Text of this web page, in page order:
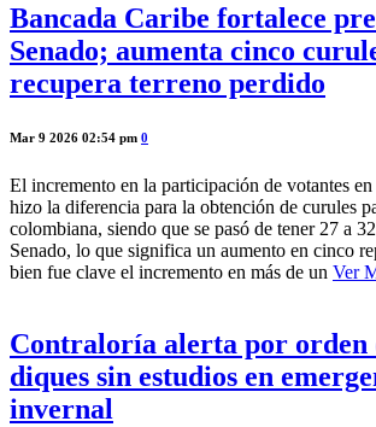
Bancada Caribe fortalece
Senado; aumenta cinco
recupera terreno perdido
Mar 9 2026 02:54 pm 0
El incremento en la participación de votantes
hizo la diferencia para la obtención de curules
colombiana, siendo que se pasó de tener 27 a
Senado, lo que significa un aumento en cinco
bien fue clave el incremento en más de un Ver
Contraloría alerta por orden
diques sin estudios en
invernal